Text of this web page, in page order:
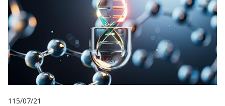
115/07/21